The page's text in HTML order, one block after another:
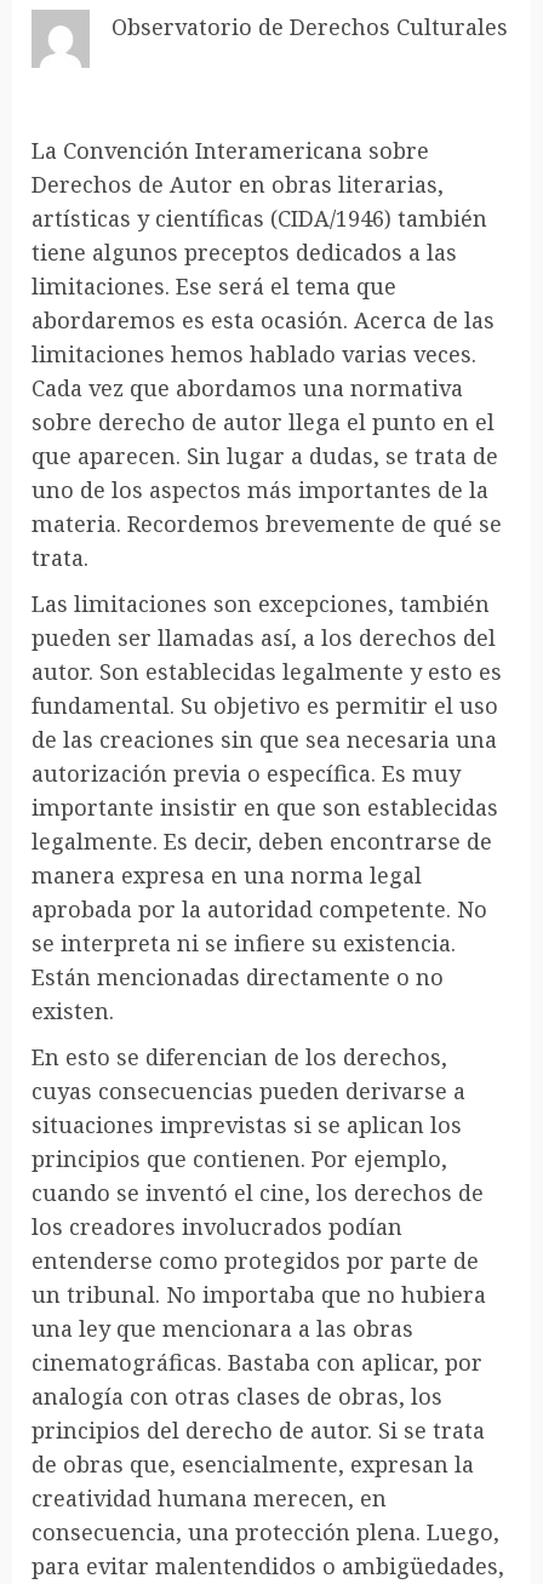
Observatorio de Derechos Culturales
La Convención Interamericana sobre
Derechos de Autor en obras literarias,
artísticas y científicas (CIDA/1946) también
tiene algunos preceptos dedicados a las
limitaciones. Ese será el tema que
abordaremos es esta ocasión. Acerca de las
limitaciones hemos hablado varias veces.
Cada vez que abordamos una normativa
sobre derecho de autor llega el punto en el
que aparecen. Sin lugar a dudas, se trata de
uno de los aspectos más importantes de la
materia. Recordemos brevemente de qué se
trata.
Las limitaciones son excepciones, también
pueden ser llamadas así, a los derechos del
autor. Son establecidas legalmente y esto es
fundamental. Su objetivo es permitir el uso
de las creaciones sin que sea necesaria una
autorización previa o específica. Es muy
importante insistir en que son establecidas
legalmente. Es decir, deben encontrarse de
manera expresa en una norma legal
aprobada por la autoridad competente. No
se interpreta ni se infiere su existencia.
Están mencionadas directamente o no
existen.
En esto se diferencian de los derechos,
cuyas consecuencias pueden derivarse a
situaciones imprevistas si se aplican los
principios que contienen. Por ejemplo,
cuando se inventó el cine, los derechos de
los creadores involucrados podían
entenderse como protegidos por parte de
un tribunal. No importaba que no hubiera
una ley que mencionara a las obras
cinematográficas. Bastaba con aplicar, por
analogía con otras clases de obras, los
principios del derecho de autor. Si se trata
de obras que, esencialmente, expresan la
creatividad humana merecen, en
consecuencia, una protección plena. Luego,
para evitar malentendidos o ambigüedades,